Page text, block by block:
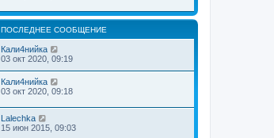
ПОСЛЕДНЕЕ СООБЩЕНИЕ
Кали4нийка
03 окт 2020, 09:19
Кали4нийка
03 окт 2020, 09:18
Lalechka
15 июн 2015, 09:03